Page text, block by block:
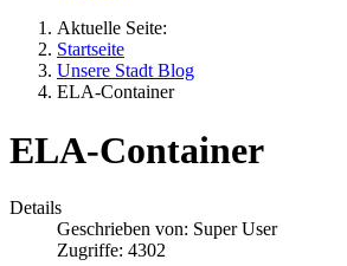
Aktuelle Seite:
Startseite
Unsere Stadt Blog
ELA-Container
ELA-Container
Details
Geschrieben von: Super User
Zugriffe: 4302